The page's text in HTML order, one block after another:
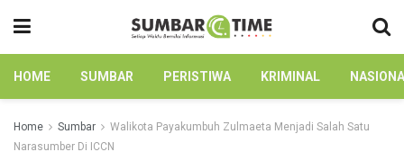
HOME SUMBAR PERISTIWA KRIMINAL
Home Sumbar
Walikota Payakumbuh Zulmaeta Menjadi Salah Satu
Narasumber Di ICCN